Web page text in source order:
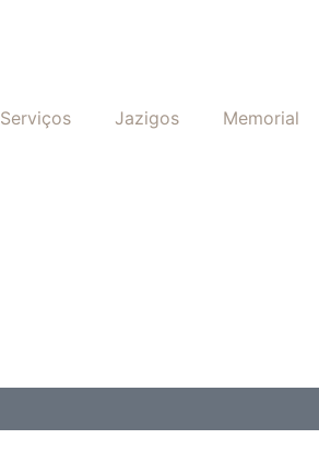
Serviços Jazigos Memorial